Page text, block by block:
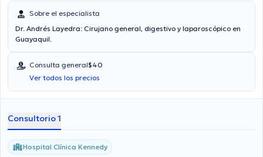
Sobre el especialista
Dr. Andrés Layedra: Cirujano general, digestivo y laparoscópico en
Guayaquil.
Consulta general$40
Ver todos los precios
Consultorio 1
Hospital Clínica Kennedy